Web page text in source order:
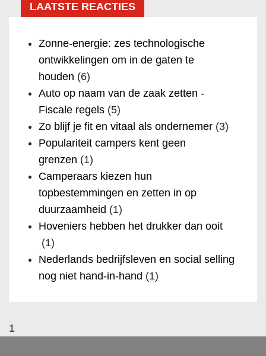
LAATSTE REACTIES
Zonne-energie: zes technologische
ontwikkelingen om in de gaten te
houden (6)
Auto op naam van de zaak zetten -
Fiscale regels (5)
Zo blijf je fit en vitaal als ondernemer (3)
Populariteit campers kent geen
grenzen (1)
Camperaars kiezen hun
topbestemmingen en zetten in op
duurzaamheid (1)
Hoveniers hebben het drukker dan ooit
(1)
Nederlands bedrijfsleven en social selling
nog niet hand-in-hand (1)
1